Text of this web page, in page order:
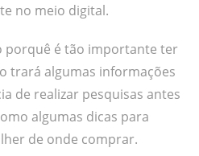
no meio digital.
porquê é tão importante ter
trará algumas informações
de realizar pesquisas antes
algumas dicas para
de onde comprar.